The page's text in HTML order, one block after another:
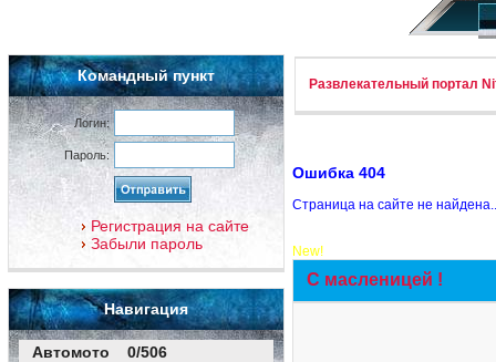
Командный пункт
Логин:
Пароль:
Регистрация на сайте
Забыли пароль
Навигация
Автомото 0/506
Развлекательный портал
Ошибка 404
Страница на сайте не
New!
С масленицей !